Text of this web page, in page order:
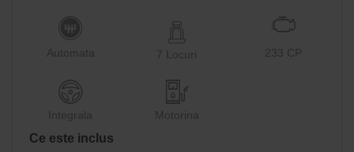
Automata 7 Locuri 233 CP
Integrala Motorina
Ce este inclus